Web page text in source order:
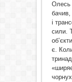
Олесь
бачив,
і
сили.
є.